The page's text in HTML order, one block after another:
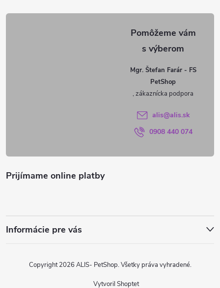
á
Mgr. Štefan Farár - FS
PetShop
alis@alis.sk
0908 440 074
Prijímame online platby
Informácie pre vás
Vytvoril Shoptet
Copyright 2026 ALIS- PetShop. Všetky práva vyhradené.